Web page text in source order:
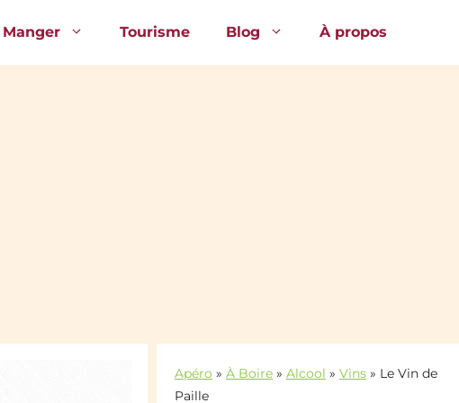
Manger Tourisme Blog À propos
Apéro » À Boire » Alcool » Vins » Le Vin de
Paille